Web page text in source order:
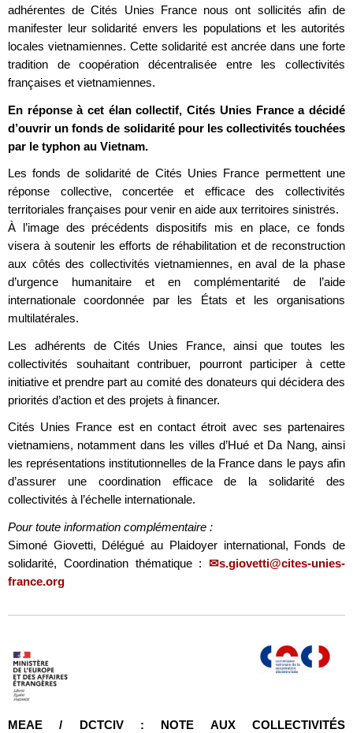
adhérentes de Cités Unies France nous ont sollicités afin de
manifester leur solidarité envers les populations et les autorités
locales vietnamiennes. Cette solidarité est ancrée dans une forte
tradition de coopération décentralisée entre les collectivités
françaises et vietnamiennes.
En réponse à cet élan collectif, Cités Unies France a décidé
d’ouvrir un fonds de solidarité pour les collectivités touchées
par le typhon au Vietnam.
Les fonds de solidarité de Cités Unies France permettent une
réponse collective, concertée et efficace des collectivités
territoriales françaises pour venir en aide aux territoires sinistrés.
À l’image des précédents dispositifs mis en place, ce fonds
visera à soutenir les efforts de réhabilitation et de reconstruction
aux côtés des collectivités vietnamiennes, en aval de la phase
d’urgence humanitaire et en complémentarité de l’aide
internationale coordonnée par les États et les organisations
multilatérales.
Les adhérents de Cités Unies France, ainsi que toutes les
collectivités souhaitant contribuer, pourront participer à cette
initiative et prendre part au comité des donateurs qui décidera des
priorités d’action et des projets à financer.
Cités Unies France est en contact étroit avec ses partenaires
vietnamiens, notamment dans les villes d’Hué et Da Nang, ainsi
les représentations institutionnelles de la France dans le pays afin
d’assurer une coordination efficace de la solidarité des
collectivités à l’échelle internationale.
Pour toute information complémentaire :
Simoné Giovetti, Délégué au Plaidoyer international, Fonds de
solidarité, Coordination thématique :
s.giovetti@cites-unies-
france.org
MEAE / DCTCIV : NOTE AUX COLLECTIVITÉS